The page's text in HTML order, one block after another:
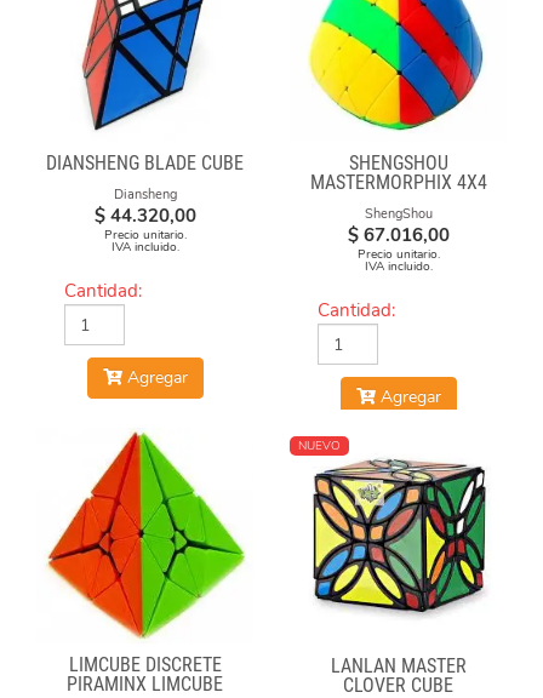
DIANSHENG BLADE CUBE
Diansheng
$ 44.320,00
Precio unitario.
IVA incluido.
Cantidad:
Agregar
SHENGSHOU
MASTERMORPHIX 4X4
ShengShou
$ 67.016,00
Precio unitario.
IVA incluido.
Cantidad:
Agregar
LIMCUBE DISCRETE
PIRAMINX LIMCUBE
NUEVO
LANLAN MASTER
CLOVER CUBE